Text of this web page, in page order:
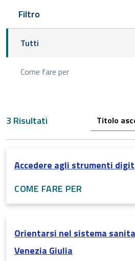
Filtro
Tutti
Come fare per
3 Risultati
Accedere agli strumenti
COME FARE PER
Orientarsi nel sistema
Venezia Giulia